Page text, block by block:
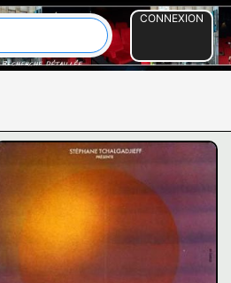
CONNEXION